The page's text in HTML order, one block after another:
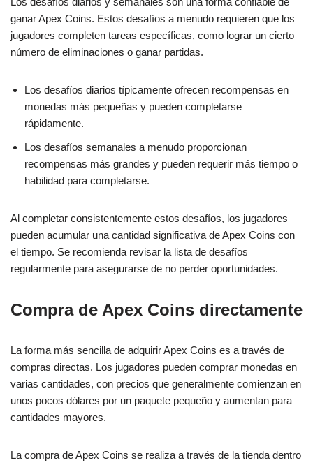
ganar Apex Coins. Estos desafíos a menudo requieren que los
jugadores completen tareas específicas, como lograr un cierto
número de eliminaciones o ganar partidas.
Los desafíos diarios típicamente ofrecen recompensas en
monedas más pequeñas y pueden completarse
rápidamente.
Los desafíos semanales a menudo proporcionan
recompensas más grandes y pueden requerir más tiempo o
habilidad para completarse.
Al completar consistentemente estos desafíos, los jugadores
pueden acumular una cantidad significativa de Apex Coins con
el tiempo. Se recomienda revisar la lista de desafíos
regularmente para asegurarse de no perder oportunidades.
Compra de Apex Coins directamente
La forma más sencilla de adquirir Apex Coins es a través de
compras directas. Los jugadores pueden comprar monedas en
varias cantidades, con precios que generalmente comienzan en
unos pocos dólares por un paquete pequeño y aumentan para
cantidades mayores.
La compra de Apex Coins se realiza a través de la tienda dentro